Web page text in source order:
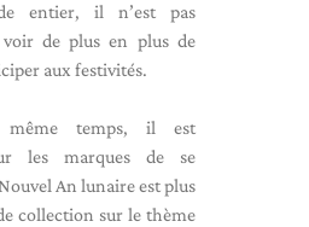
entier, il n’est pas
de plus en plus de
aux festivités.
temps, il est
les marques de se
An lunaire est plus
collection sur le thème